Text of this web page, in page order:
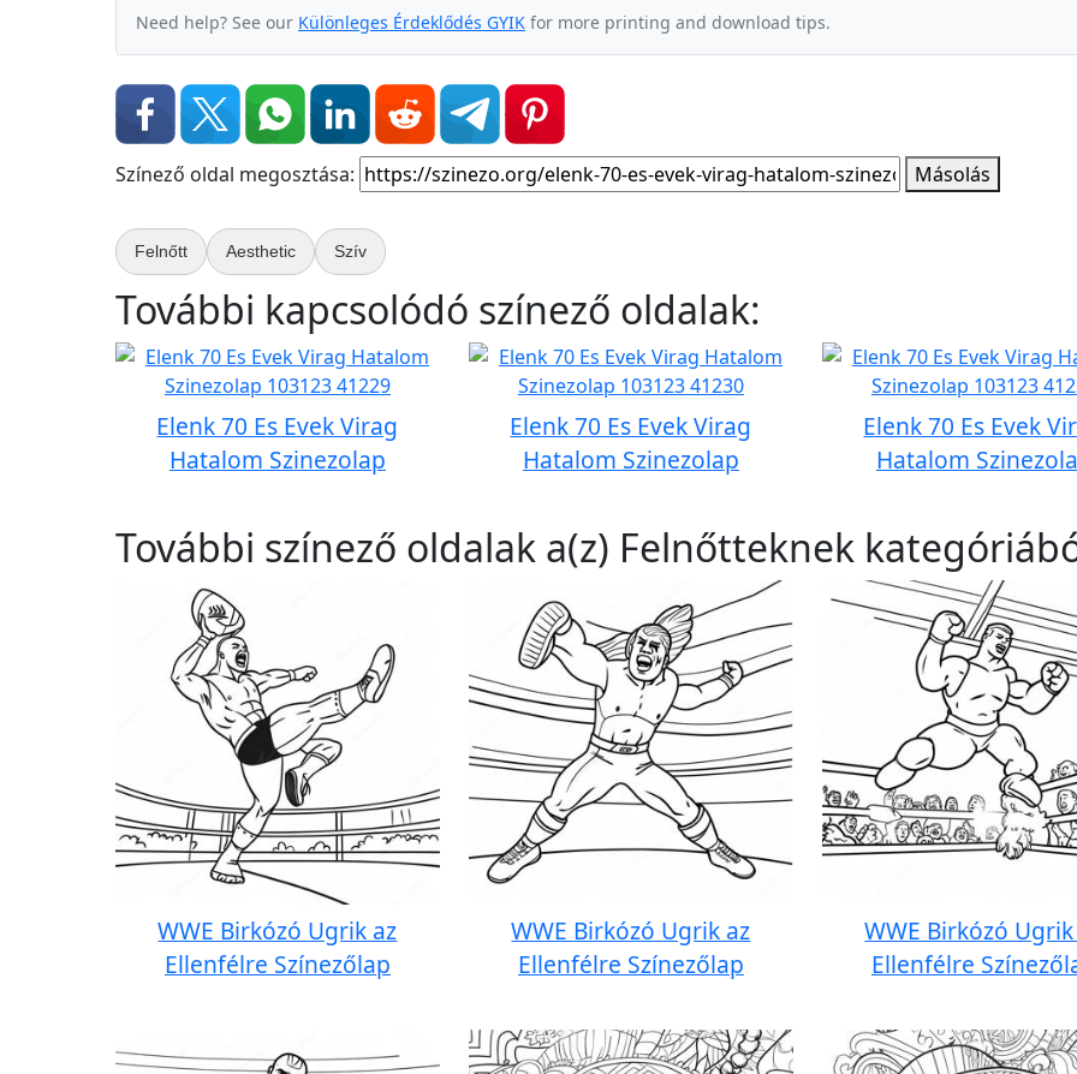
Need help? See our Különleges Érdeklődés GYIK for more printing and download tips.
Színező oldal megosztása: Másolás
Felnőtt Aesthetic Szív
További kapcsolódó színező oldalak:
Elenk 70 Es Evek Virag
Hatalom Szinezolap
Elenk 70 Es Evek Virag
Hatalom Szinezolap
Elenk 70 Es Evek
Hatalom
További színező oldalak a(z) Felnőtteknek
WWE Birkózó Ugrik az
Ellenfélre Színezőlap
WWE Birkózó Ugrik az
Ellenfélre Színezőlap
WWE Birkózó
Ellenfélre